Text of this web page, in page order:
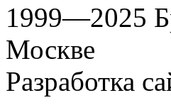
1999—2025
Москве
Разработка